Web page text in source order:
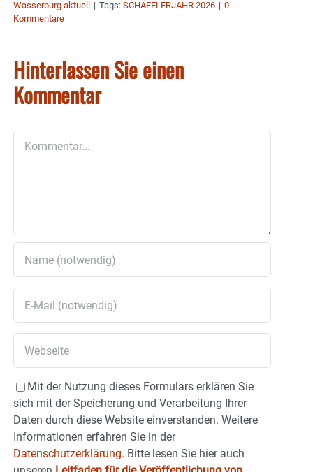
Wasserburg aktuell
| Tags: SCHÄFFLERJAHR 2026 | 0
Kommentare
Hinterlassen Sie einen
Kommentar
Mit der Nutzung dieses Formulars erklären Sie
sich mit der Speicherung und Verarbeitung Ihrer
Daten durch diese Website einverstanden. Weitere
Informationen erfahren Sie in der
Datenschutzerklärung. Bitte lesen Sie hier auch